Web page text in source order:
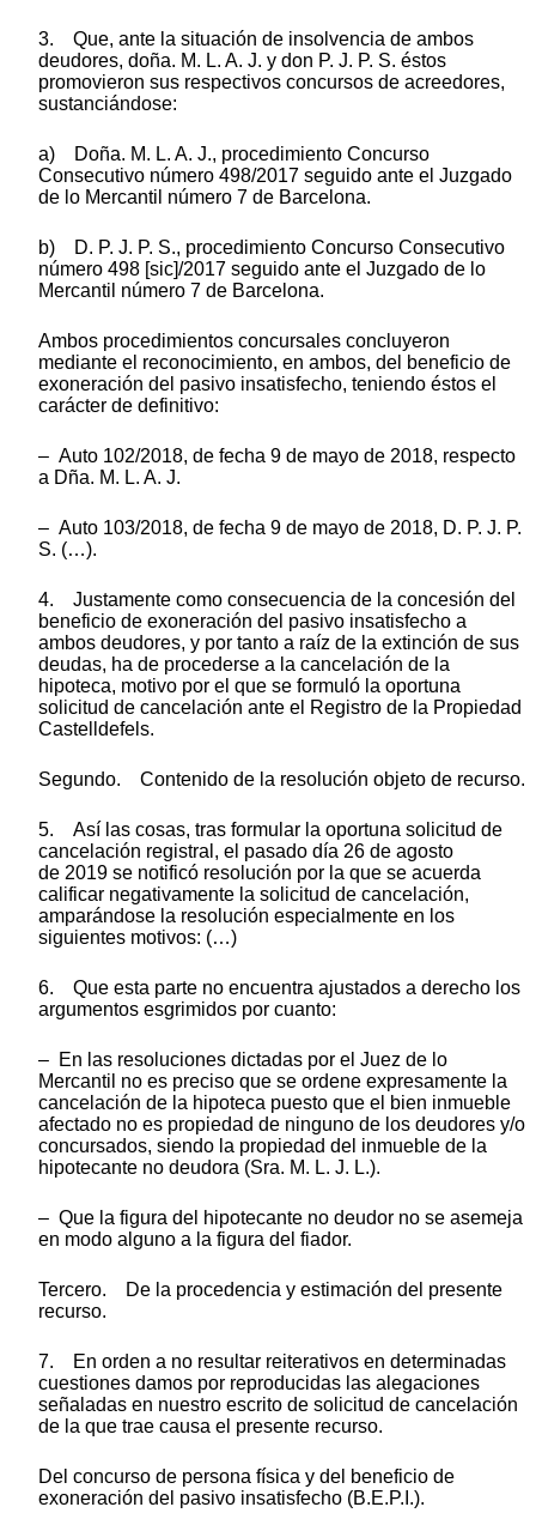
3. Que, ante la situación de insolvencia de ambos
deudores, doña. M. L. A. J. y don P. J. P. S. éstos
promovieron sus respectivos concursos de acreedores,
sustanciándose:
a) Doña. M. L. A. J., procedimiento Concurso
Consecutivo número 498/2017 seguido ante el Juzgado
de lo Mercantil número 7 de Barcelona.
b) D. P. J. P. S., procedimiento Concurso Consecutivo
número 498 [sic]/2017 seguido ante el Juzgado de lo
Mercantil número 7 de Barcelona.
Ambos procedimientos concursales concluyeron
mediante el reconocimiento, en ambos, del beneficio de
exoneración del pasivo insatisfecho, teniendo éstos el
carácter de definitivo:
– Auto 102/2018, de fecha 9 de mayo de 2018, respecto
a Dña. M. L. A. J.
– Auto 103/2018, de fecha 9 de mayo de 2018, D. P. J. P.
S. (…).
4. Justamente como consecuencia de la concesión del
beneficio de exoneración del pasivo insatisfecho a
ambos deudores, y por tanto a raíz de la extinción de sus
deudas, ha de procederse a la cancelación de la
hipoteca, motivo por el que se formuló la oportuna
solicitud de cancelación ante el Registro de la Propiedad
Castelldefels.
Segundo. Contenido de la resolución objeto de recurso.
5. Así las cosas, tras formular la oportuna solicitud de
cancelación registral, el pasado día 26 de agosto
de 2019 se notificó resolución por la que se acuerda
calificar negativamente la solicitud de cancelación,
amparándose la resolución especialmente en los
siguientes motivos: (…)
6. Que esta parte no encuentra ajustados a derecho los
argumentos esgrimidos por cuanto:
– En las resoluciones dictadas por el Juez de lo
Mercantil no es preciso que se ordene expresamente la
cancelación de la hipoteca puesto que el bien inmueble
afectado no es propiedad de ninguno de los deudores y/o
concursados, siendo la propiedad del inmueble de la
hipotecante no deudora (Sra. M. L. J. L.).
– Que la figura del hipotecante no deudor no se asemeja
en modo alguno a la figura del fiador.
Tercero. De la procedencia y estimación del presente
recurso.
7. En orden a no resultar reiterativos en determinadas
cuestiones damos por reproducidas las alegaciones
señaladas en nuestro escrito de solicitud de cancelación
de la que trae causa el presente recurso.
Del concurso de persona física y del beneficio de
exoneración del pasivo insatisfecho (B.E.P.I.).